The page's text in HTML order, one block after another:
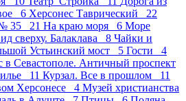
6 Херсонес Таврический 22
№ 35 21 На краю моря 6 Море
сверху. Балаклава 8 Чайки и
Устьинский мост 5 Гости 4
в Севастополе. Античный проспект
11 Курзал. Все в прошлом 11
Херсонесе 4 Музей христианства